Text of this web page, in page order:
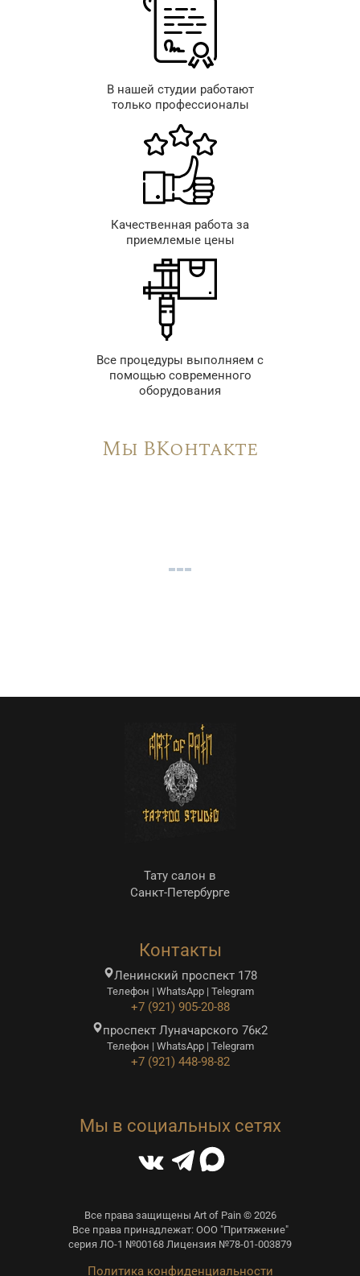
В нашей студии работают
только профессионалы
Качественная работа за
приемлемые цены
Все процедуры выполняем с
помощью современного
оборудования
Мы ВКонтакте
Тату салон в
Санкт-Петербурге
Контакты
Ленинский проспект 178
Телефон | WhatsApp | Telegram
+7 (921) 905-20-88
проспект Луначарского 76к2
Телефон | WhatsApp | Telegram
+7 (921) 448-98-82
Мы в социальных сетях
Все права защищены Art of Pain © 2026
Все права принадлежат: ООО "Притяжение"
серия ЛО-1 №00168 Лицензия №78-01-003879
Политика конфиденциальности